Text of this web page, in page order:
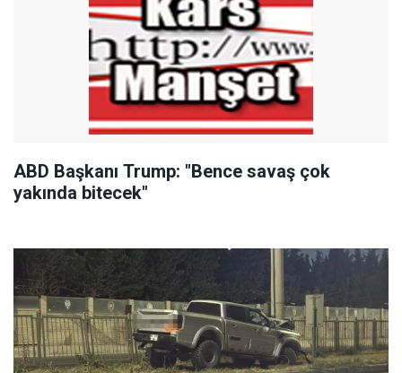
ABD Başkanı Trump: "Bence savaş çok
yakında bitecek"